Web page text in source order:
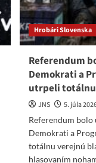
Hrobári Slovenska
Referendum
Demokrati a
utrpeli
JNS
5. júla
Referendum bolo
Demokrati a
totálnu verejnú
hlasovaním